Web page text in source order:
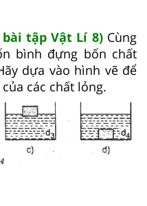
bài tập Vật Lí 8)Cùng
bình đựng bốn chất
dựa vào hình vẽ để
các chất lỏng.